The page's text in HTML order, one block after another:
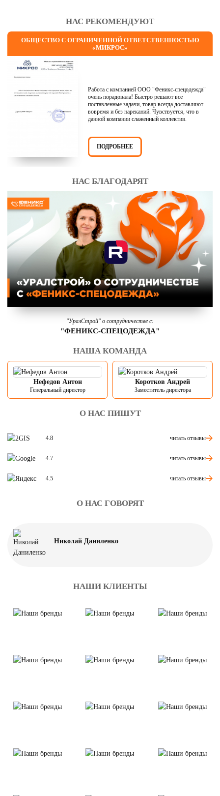
НАС РЕКОМЕНДУЮТ
ОБЩЕСТВО С ОГРАНИЧЕННОЙ ОТВЕТСТВЕННОСТЬЮ
«МИКРОС»
Работа с компанией ООО "Феникс-спецодежда"
очень порадовала! Быстро решают все
поставленные задачи, товар всегда доставляют
вовремя и без нареканий. Чувствуется, что в
данной компании слаженный коллектив.
ПОДРОБНЕЕ
НАС БЛАГОДАРЯТ
"УралСтрой" о сотрудничестве с:
"ФЕНИКС-СПЕЦОДЕЖДА"
НАША КОМАНДА
Нефедов Антон
Генеральный директор
Коротков Андрей
Заместитель директора
О НАС ПИШУТ
4.8 читать отзывы
4.7 читать отзывы
4.5 читать отзывы
О НАС ГОВОРЯТ
Николай Даниленко
НАШИ КЛИЕНТЫ